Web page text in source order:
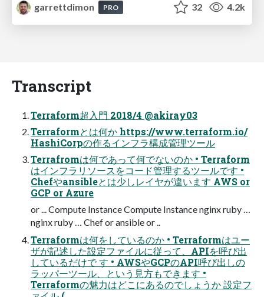
garrettdimon
PRO 32 4.2k
Transcript
Terraform超入門 2018/4 @akiray03
Terraformとは何か https://www.terraform.io/
HashiCorpの作るインフラ構成管理ツール
Terrafromは何であって何でないのか • Terraform
はインフラリソースをコード管理するツールです •
Chefやansibleとは少しレイヤが違います AWS or
GCP or Azure
or ... Compute Instance Compute Instance nginx ruby …
nginx ruby … Chef or ansible or ..
Terraformは何をしているのか • Terraformはユー
ザが記述した設定ファイルに従って、APIを呼び出
しているだけで す • AWSやGCPのAPI呼び出しの
ラッパーツール、という見方もできます •
Terraformの魅力はどこにあるのでしょうか 設定フ